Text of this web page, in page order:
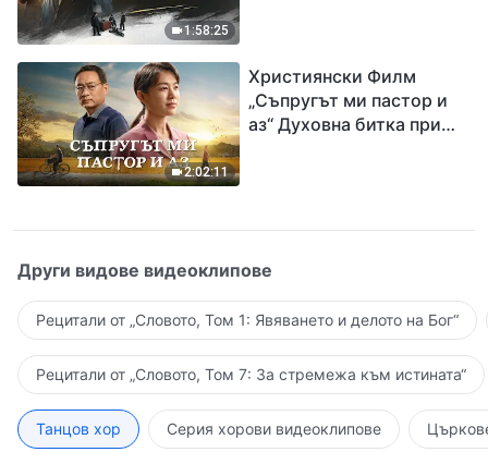
1:58:25
Исус
2:02:11
Християнски Филм
„Съпругът ми пастор и
аз“ Духовна битка при
Други видове видеоклипове
Рецитали от „Словото, Том 1: Явяването и делото на Бог“
Рецитали от „Словото, Том 7: За стремежа към истината“
Танцов хор Серия хорови видеоклипове